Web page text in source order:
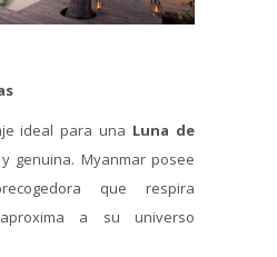
ideal para una Luna de
genuina. Myanmar posee
que respira
a su universo